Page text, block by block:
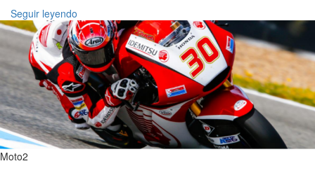
Seguir leyendo
Moto2